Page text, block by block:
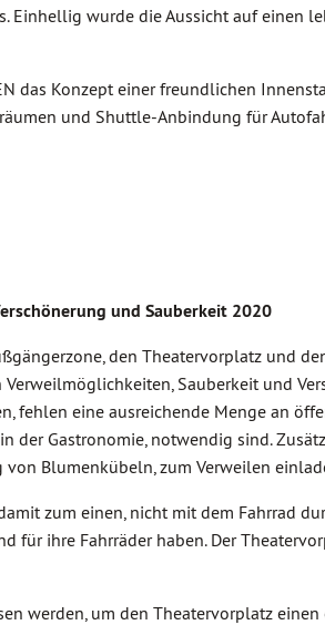
Einhellig wurde die Aussicht auf einen
das Konzept einer freundlichen
und Shuttle-Anbindung für
und Sauberkeit 2020
den Theatervorplatz und
Sauberkeit und
fehlen eine ausreichende Menge an
der Gastronomie, notwendig sind.
Blumenkübeln, zum Verweilen
zum einen, nicht mit dem Fahrrad
ihre Fahrräder haben. Der
werden, um den Theatervorplatz